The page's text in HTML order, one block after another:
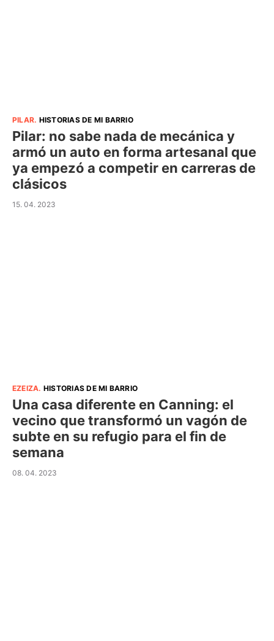
PILAR. HISTORIAS DE MI BARRIO
Pilar: no sabe nada de mecánica y
armó un auto en forma artesanal que
ya empezó a competir en carreras de
clásicos
15. 04. 2023
EZEIZA. HISTORIAS DE MI BARRIO
Una casa diferente en Canning: el
vecino que transformó un vagón de
subte en su refugio para el fin de
semana
08. 04. 2023